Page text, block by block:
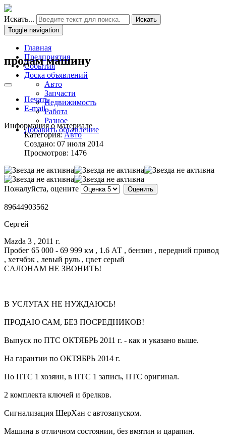
Искать...
Искать
Toggle navigation
Главная
Предприятия
События
Доска объявлений
Авто
Запчасти
Недвижимость
Работа
Разное
Добавить объявление
продам машину
Печать
E-mail
Информация о материале
Категория:Авто
Создано: 07 июля 2014
Просмотров: 1476
Пожалуйста, оцените
89644903562
Cергей
Mazda 3 , 2011 г.
Пробег 65 000 - 69 999 км , 1.6 АТ , бензин , передний привод
, хетчбэк , левый руль , цвет серый
CАЛОНАМ НЕ ЗВОНИТЬ!
В УСЛУГАХ НЕ НУЖДАЮСЬ!
ПРОДАЮ САМ, БЕЗ ПОСРЕДНИКОВ!
Выпуск по ПТС ОКТЯБРЬ 2011 г. - как и указано выше.
На гарантии по ОКТЯБРЬ 2014 г.
По ПТС 1 хозяин, в ПТС 1 запись, ПТС оригинал.
2 комплекта ключей и брелков.
Сигнализация ШерХан с автозапуском.
Машина в отличном состоянии, без вмятин и царапин.